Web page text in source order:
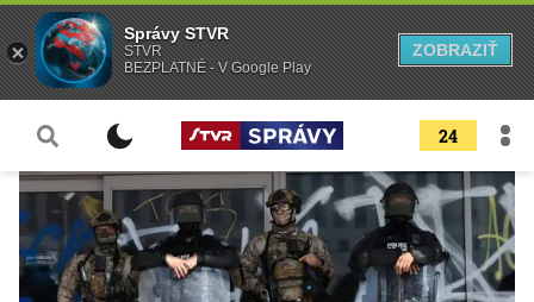
24
Správy STVR
STVR
BEZPLATNÉ - V Google Play
ZOBRAZIŤ